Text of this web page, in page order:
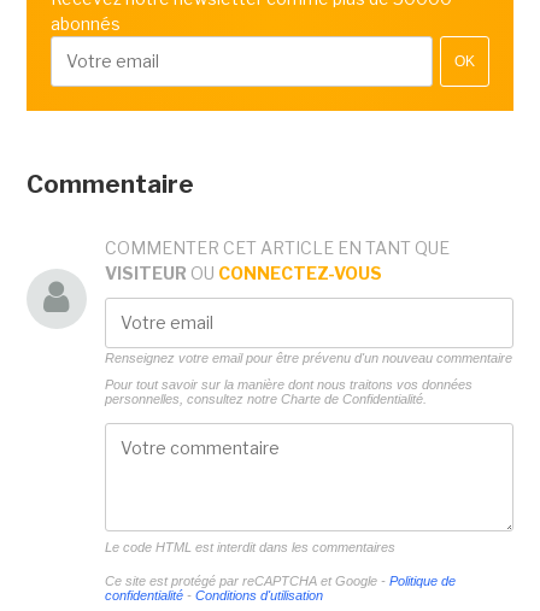
abonnés
OK
Commentaire
COMMENTER CET ARTICLE EN TANT QUE
VISITEUR OU CONNECTEZ-VOUS
Renseignez votre email pour être prévenu d'un nouveau commentaire
Pour tout savoir sur la manière dont nous traitons vos données
personnelles, consultez notre Charte de Confidentialité.
Le code HTML est interdit dans les commentaires
Ce site est protégé par reCAPTCHA et Google - Politique de
confidentialité- Conditions d'utilisation